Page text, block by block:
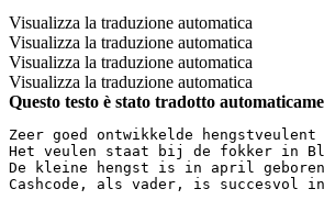
Visualizza la traduzione automatica
Visualizza la traduzione automatica
Visualizza la traduzione automatica
Visualizza la traduzione automatica
Questo testo è stato tradotto
Zeer goed ontwikkelde
Het veulen staat bij de fokker in
De kleine hengst is in april
Cashcode, als vader, is succesvol